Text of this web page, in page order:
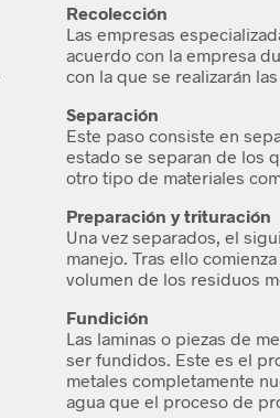
Recolección
Las empresas
acuerdo con la empresa
con la que se realizarán
Separación
Este paso consiste en
estado se separan de los
otro tipo de materiales
Preparación y trituración
Una vez separados, el
manejo. Tras ello
volumen de los residuos
Fundición
Las laminas o piezas de
ser fundidos. Este es el
metales completamente
agua que el proceso de